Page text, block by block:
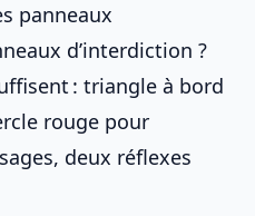
panneaux
d’interdiction ?
: triangle à bord
rouge pour
deux réflexes